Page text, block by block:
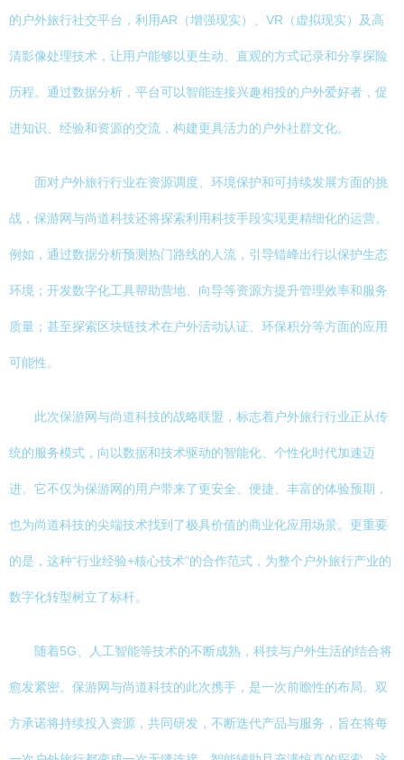
的户外旅行社交平台，利用AR（增强现实）、VR（虚拟现实）及高
清影像处理技术，让用户能够以更生动、直观的方式记录和分享探险
历程。通过数据分析，平台可以智能连接兴趣相投的户外爱好者，促
进知识、经验和资源的交流，构建更具活力的户外社群文化。
面对户外旅行行业在资源调度、环境保护和可持续发展方面的挑
战，保游网与尚道科技还将探索利用科技手段实现更精细化的运营。
例如，通过数据分析预测热门路线的人流，引导错峰出行以保护生态
环境；开发数字化工具帮助营地、向导等资源方提升管理效率和服务
质量；甚至探索区块链技术在户外活动认证、环保积分等方面的应用
可能性。
此次保游网与尚道科技的战略联盟，标志着户外旅行行业正从传
统的服务模式，向以数据和技术驱动的智能化、个性化时代加速迈
进。它不仅为保游网的用户带来了更安全、便捷、丰富的体验预期，
也为尚道科技的尖端技术找到了极具价值的商业化应用场景。更重要
的是，这种“行业经验+核心技术”的合作范式，为整个户外旅行产业的
数字化转型树立了标杆。
随着5G、人工智能等技术的不断成熟，科技与户外生活的结合将
愈发紧密。保游网与尚道科技的此次携手，是一次前瞻性的布局。双
方承诺将持续投入资源，共同研发，不断迭代产品与服务，旨在将每